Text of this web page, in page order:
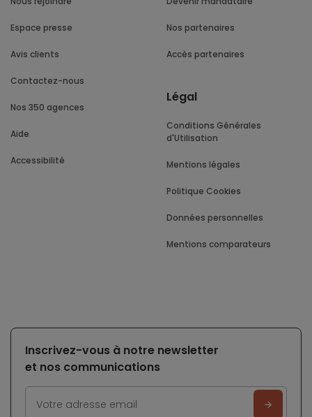
Espace presse
Avis clients
Contactez-nous
Nos 350 agences
Aide
Accessibilité
Nos partenaires
Accès partenaires
Légal
Conditions Générales
d'Utilisation
Mentions légales
Politique Cookies
Données personnelles
Mentions comparateurs
Inscrivez-vous à notre newsletter
et nos communications